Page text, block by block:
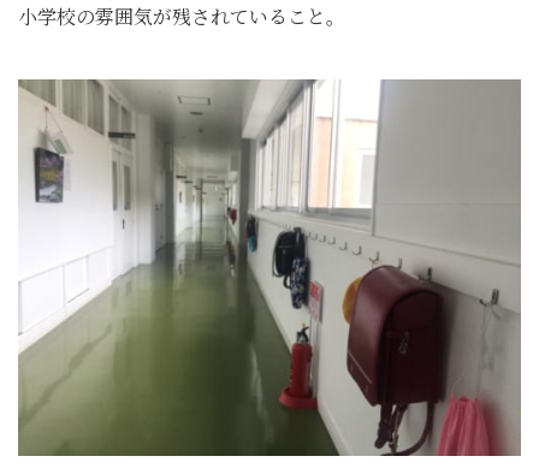
小学校の雰囲気が残されていること。